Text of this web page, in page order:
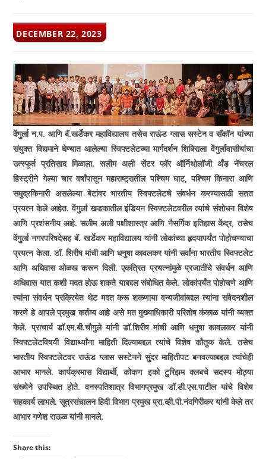
POST
PUBLISHED:
DECEMBER 22, 2023
वेंगुर्ला न.प. आणि बॅ.खर्डेकर महाविद्यालय तसेच राऊंड ग्लास सस्टेन व सॅकॉन यांच्या
संयुक्त विद्यमाने घेण्यात आलेल्या स्विफ्टलेटच्या मार्गदर्शन शिबिराला वेंगुर्लावासीयांचा
उत्स्फूर्त प्रतिसाद मिळाला. सलीम अली सेंटर फॉर ऑर्निथोलॉजी अँड नॅचरल
हिस्ट्रीने गेल्या चार वर्षांपासून महाराष्ट्रातील पश्चिम घाट, पश्चिम किनारा आणि
समुद्रकिनारी असलेल्या बेटांवर भारतीय स्विफ्टलेटचे संवर्धन करण्यासाठी सतत
प्रयत्न केले आहेत. वेंगुर्ला खडकातील इंडियन स्विफ्टलेटवरील त्यांचे संशोधन विशेष
आणि प्रशंसनीय आहे. सलीम अली पक्षीशास्त्र आणि नैसर्गिक इतिहास केंद्र, तसेच
वेंगुर्ला नगरपरिषदेसह बॅ. खर्डेकर महाविद्यालय यांनी लोकांच्या हृदयापर्यंत पोहोचण्याचा
प्रयत्न केला. डॉ. शिरीष मांची आणि धनुषा कावलकर यांनी सर्वांना भारतीय स्विफ्टलेट
आणि अधिवास ओळख करून दिली. एकत्रित प्रयत्नांमुळे प्रजातींचे संवर्धन आणि
अधिवास यात कशी मदत होऊ शकते याबद्दल संबोधित केले. लोकांपर्यंत पोहोचणे आणि
त्यांना संवर्धन प्रक्रियेत थेट मदत करू शकणा­या वन्यजीवांबद्दल त्यांना संवेदनशील
करणे हे आपले प्रमुख कर्तव्य आहे असे मत मुख्याधिकारी परितोष कंकाळ यांनी व्यक्त
केले. प्राचार्य डॉ.एम.बी.चौगुले यांनी डॉ.शिरीष मांची आणि धनुषा कावलकर यांनी
स्विफ्टलेटविषयी विद्यार्थ्यांना माहिती दिल्याबद्दल त्यांचे विशेष कौतुक केले. तसेच
भारतीय स्विफ्टलेटवर राऊंड ग्लास सस्टेनने सुंदर माहितीपट बनवल्याबद्दल त्यांचेही
आभार मानले. कार्यक्रमास विद्यार्थी, कोकण इको टुरिझम क्लबचे सदस्य मोठ्या
संख्येने उपस्थित होते. वनस्पतिशात्र विभागप्रमुख डॉ.डी.एस.पाटील यांचे विशेष
सहकार्य लाभले. सूत्रसंचालन हिदी विभाग प्रमुख प्रा.व्ही.पी.नंदगिरीकर यांनी केले तर
आभार गणेश राऊळ यांनी मानले.
Share this: